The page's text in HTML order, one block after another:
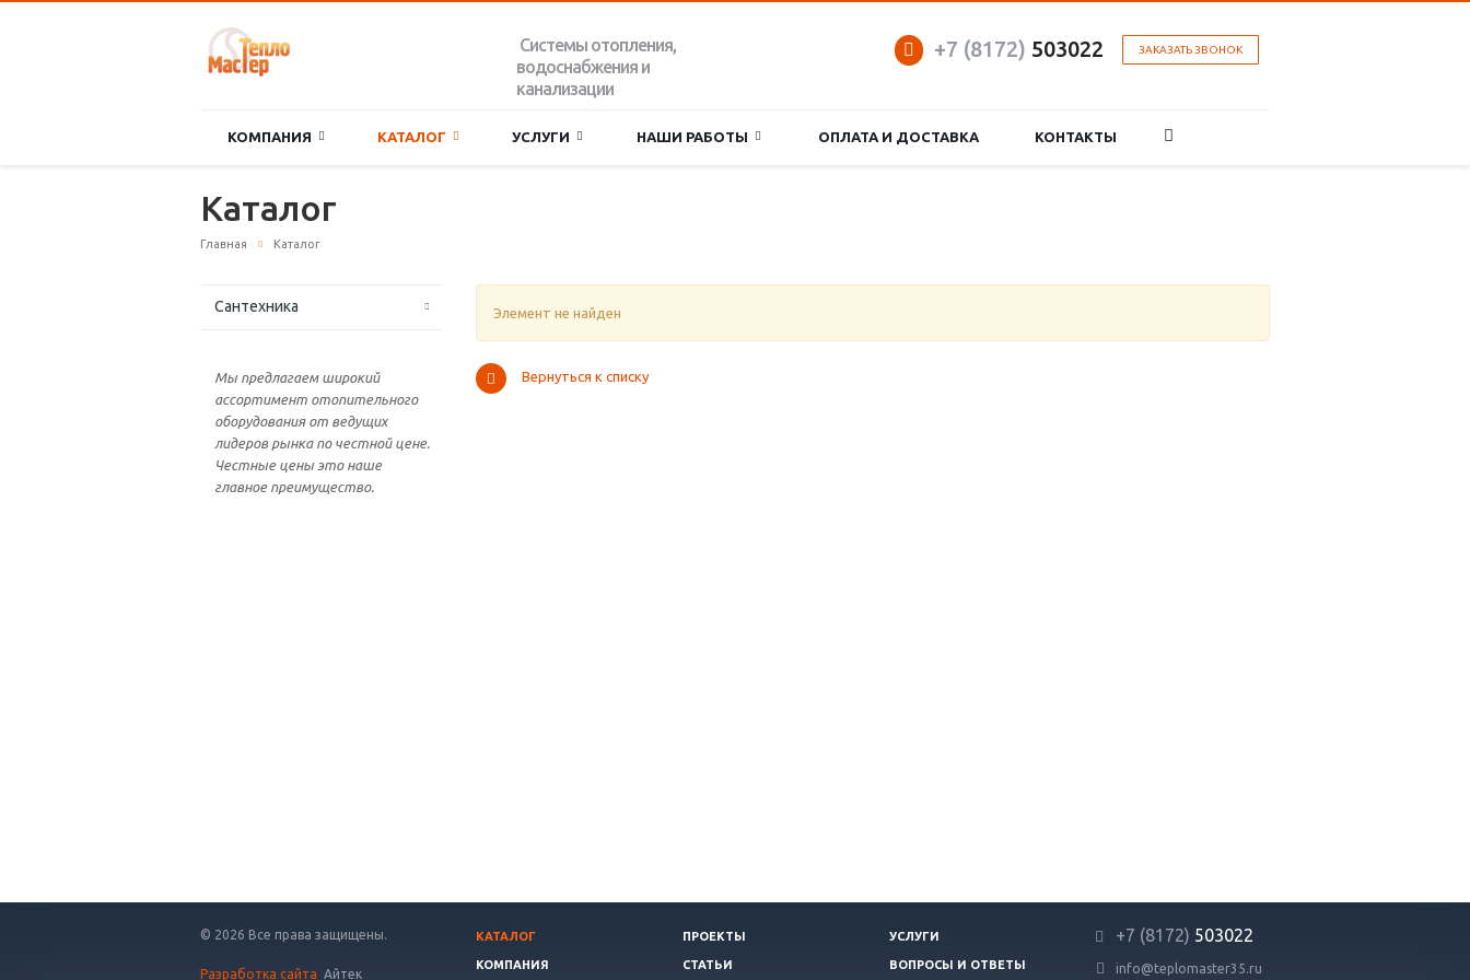
Системы отопления,
водоснабжения и
канализации
ЗАКАЗАТЬ ЗВОНОК
+7 (8172) 503022
КОМПАНИЯ КАТАЛОГ УСЛУГИ НАШИ РАБОТЫ ОПЛАТА И ДОСТАВКА КОНТАКТЫ
Каталог
Главная Каталог
Сантехника
Мы предлагаем широкий
ассортимент отопительного
оборудования от ведущих
лидеров рынка по честной цене.
Честные цены это наше
главное преимущество.
Элемент не найден
Вернуться к списку
© 2026 Все права защищены.
Разработка сайта Айтек
КАТАЛОГ ПРОЕКТЫ УСЛУГИ
КОМПАНИЯ СТАТЬИ ВОПРОСЫ И ОТВЕТЫ
+7 (8172) 503022
info@teplomaster35.ru